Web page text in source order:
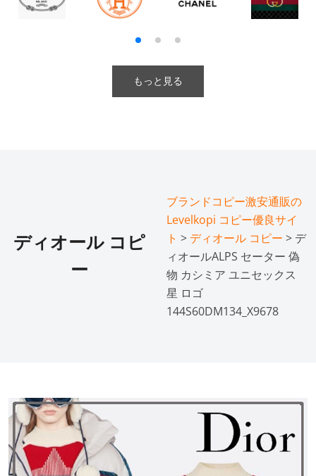
もっと見る
ディオール コピ
ー
ブランドコピー激安通販の
Levelkopi コピー優良サイ
ト > ディオール コピー > デ
ィオールALPS セーター 偽
物 カシミア ユニセックス
星 ロゴ
144S60DM134_X9678